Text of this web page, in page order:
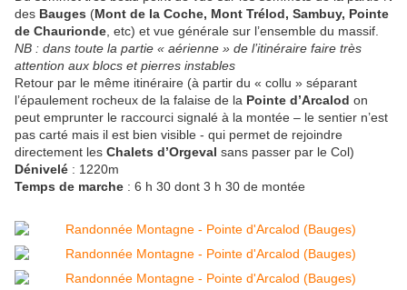
des Bauges (Mont de la Coche, Mont Trélod, Sambuy, Pointe
de Chaurionde , etc) et vue générale sur l’ensemble du massif.
NB : dans toute la partie « aérienne » de l’itinéraire faire très
attention aux blocs et pierres instables
Retour par le même itinéraire (à partir du « collu » séparant
l’épaulement rocheux de la falaise de la Pointe d’Arcalod on
peut emprunter le raccourci signalé à la montée – le sentier n’est
pas carté mais il est bien visible - qui permet de rejoindre
directement les Chalets d’Orgeval sans passer par le Col)
Dénivelé : 1220m
Temps de marche : 6 h 30 dont 3 h 30 de montée